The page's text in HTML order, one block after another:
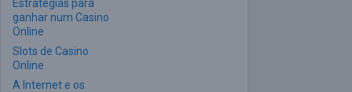
Estratégias para
ganhar num Casino
Online
Slots de Casino
Online
A Internet e os